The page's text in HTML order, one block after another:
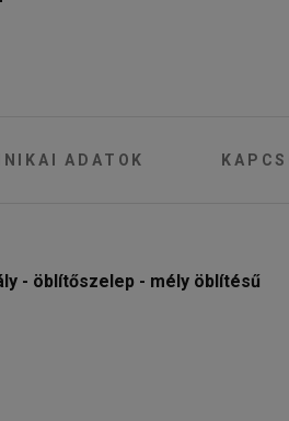
ADATOK
- öblítőszelep - mély öblítésű